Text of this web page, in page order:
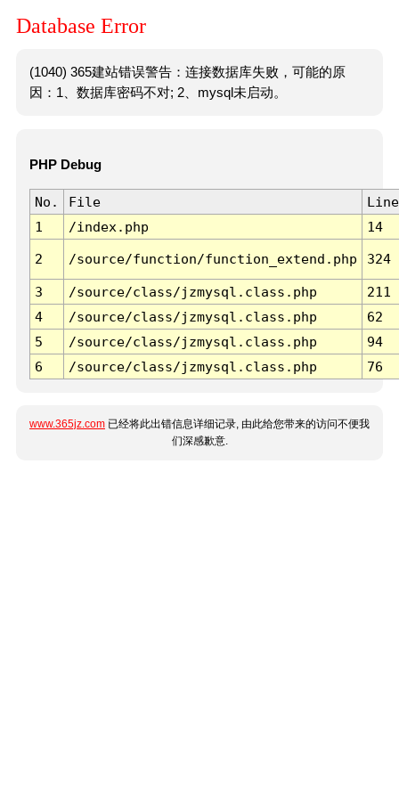
Database Error
(1040) 365建站错误警告：连接数据库失败，可能的原
因：1、数据库密码不对; 2、mysql未启动。
PHP Debug
No. File
Line
1
/index.php 14
2 /source/function/function_extend.php 324
3 /source/class/jzmysql.class.php
211
4
/source/class/jzmysql.class.php
62
5
/source/class/jzmysql.class.php
94
6
/source/class/jzmysql.class.php 76
www.365jz.com 已经将此出错信息详细记录, 由此给您带来的访问不便我
们深感歉意.